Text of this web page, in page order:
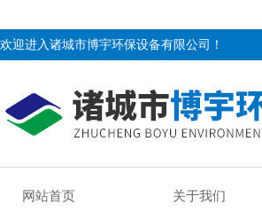
欢迎进入诸城市博宇环保设备有限公司！
网站首页 关于我们